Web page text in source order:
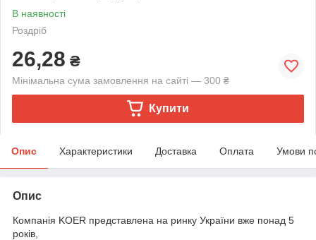
В наявності
Роздріб
26,28 ₴
Мінімальна сума замовлення на сайті — 300 ₴
Купити
Опис Характеристики Доставка Оплата Умови
Опис
Компанія KOER представлена на ринку України вже понад 5
років,